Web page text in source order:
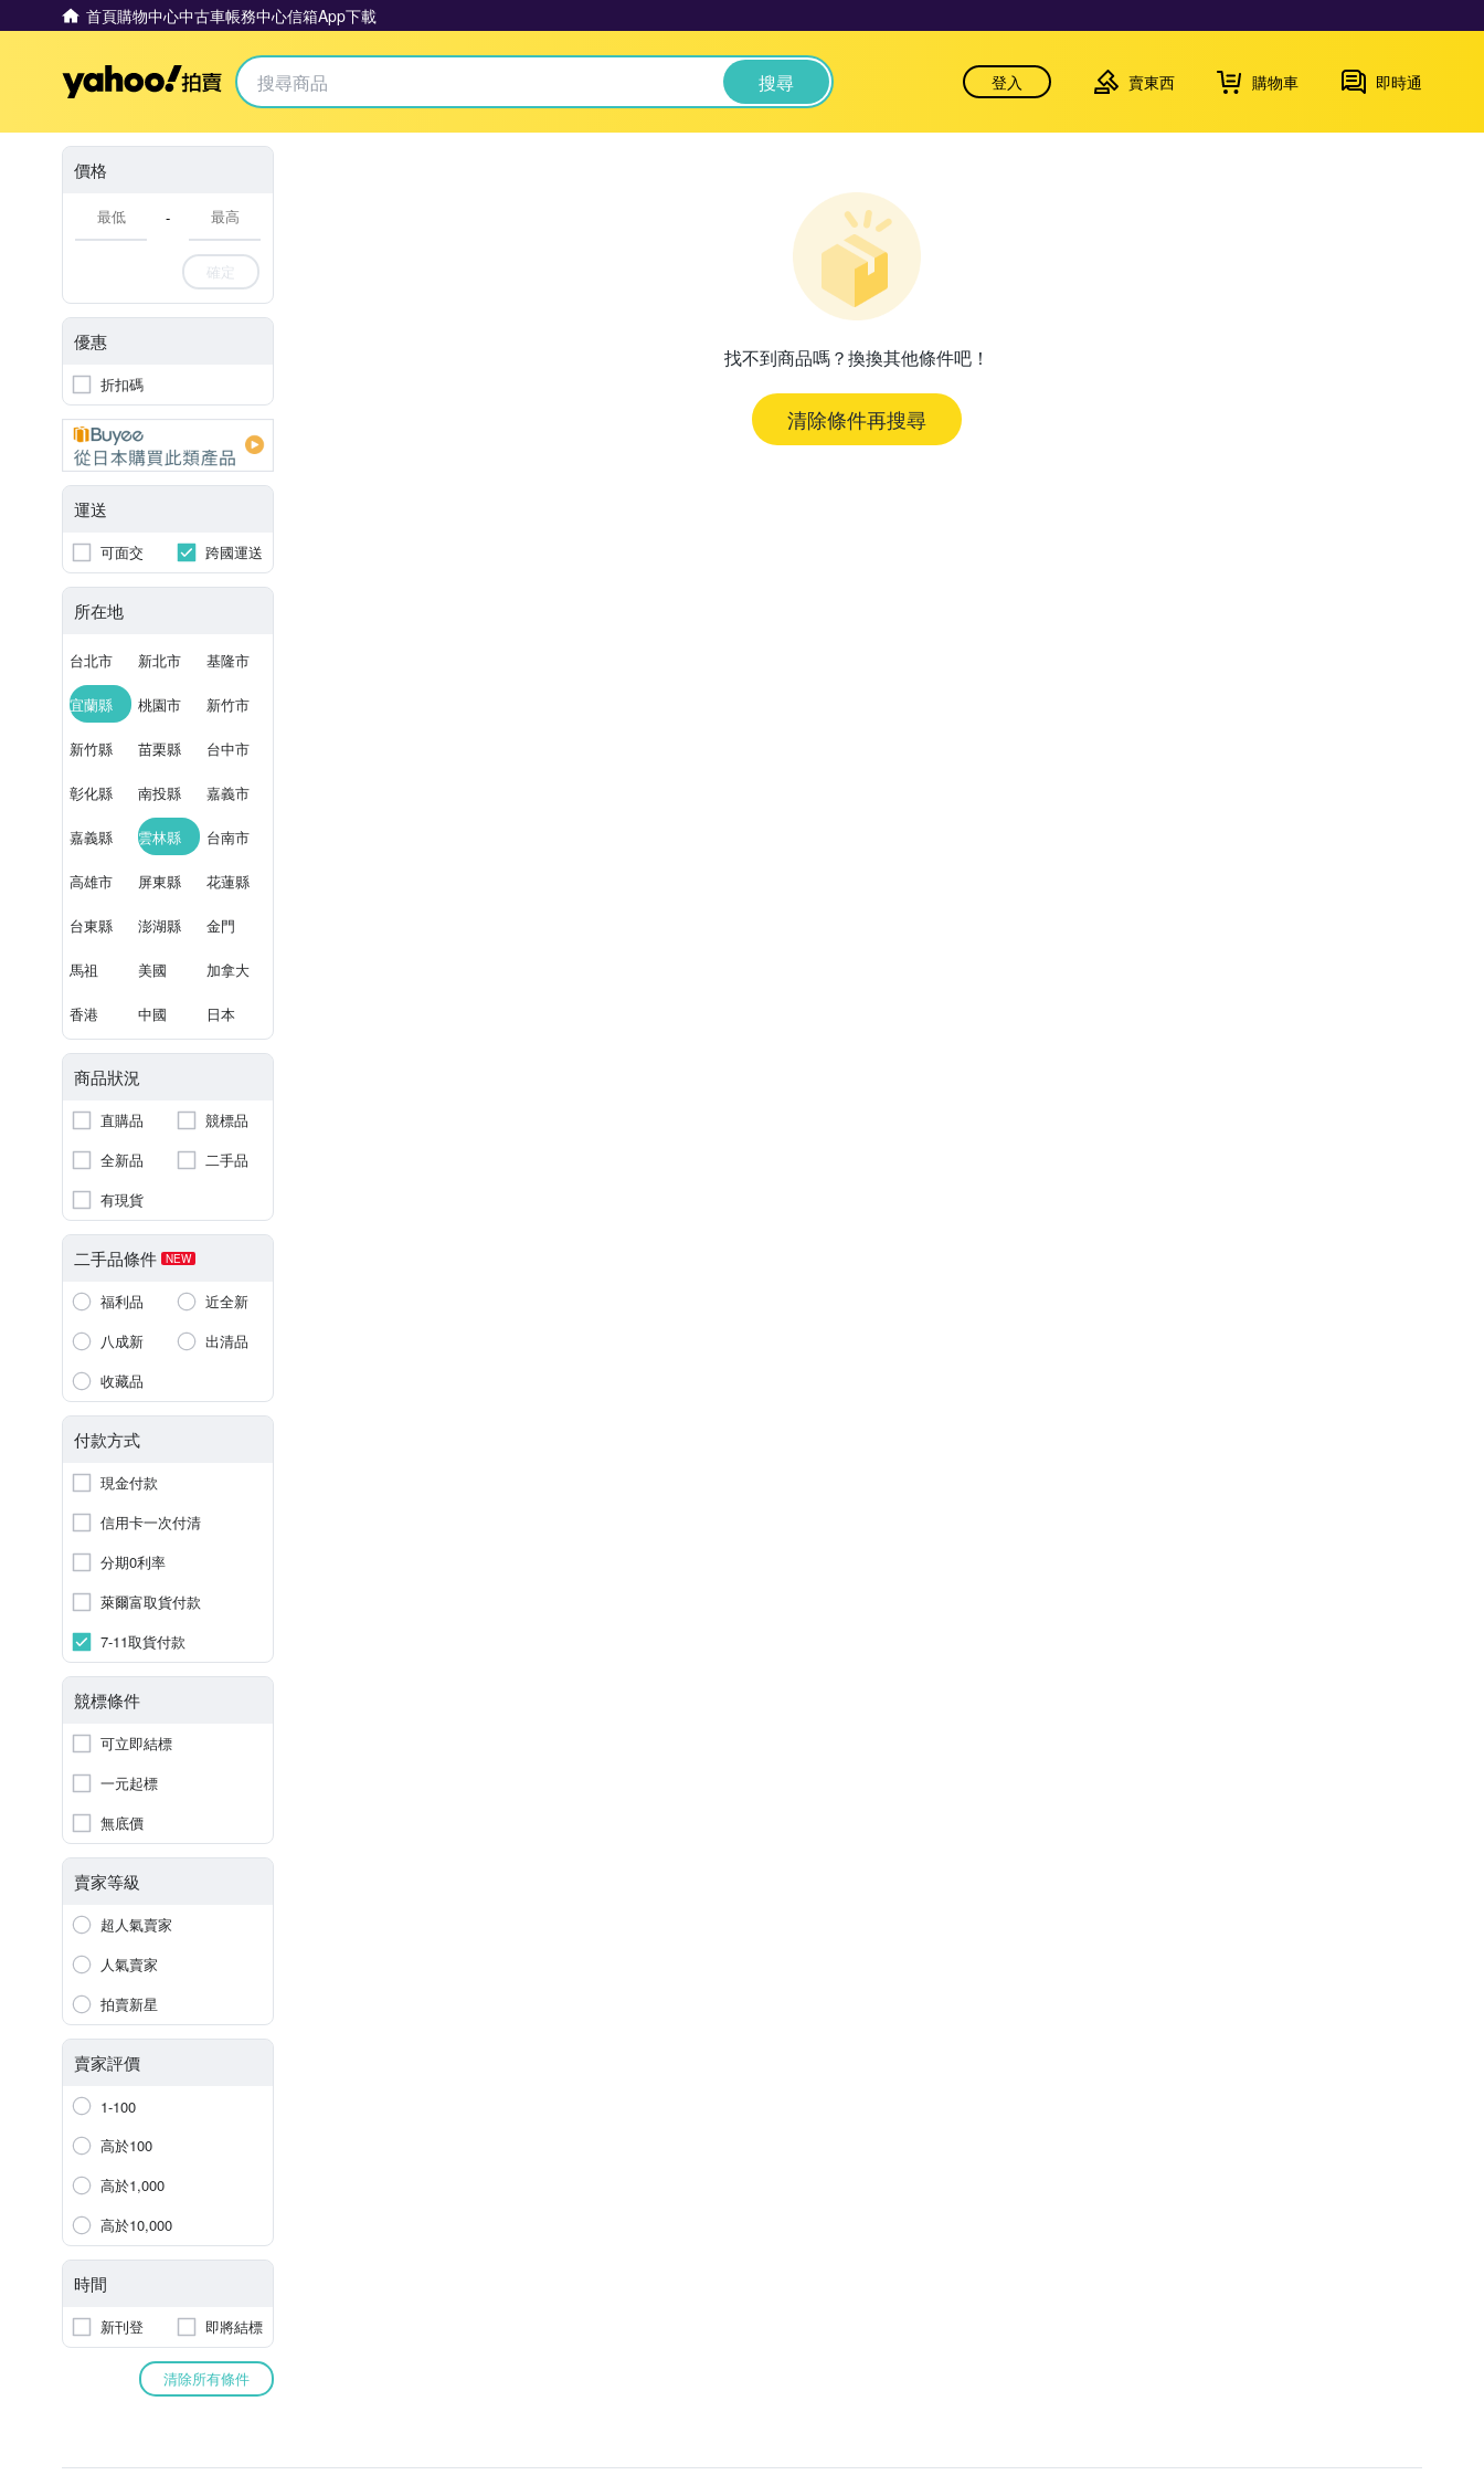
首頁購物中心中古車帳務中心信箱App下載
Yahoo拍賣 搜尋 登入 賣東西 購物車 即時通
價格
-
確定
優惠
折扣碼
運送
可面交 跨國運送
所在地
台北市 新北市 基隆市
宜蘭縣 桃園市 新竹市
新竹縣 苗栗縣 台中市
彰化縣 南投縣 嘉義市
嘉義縣 雲林縣 台南市
高雄市 屏東縣 花蓮縣
台東縣 澎湖縣 金門
馬祖 美國 加拿大
香港 中國 日本
商品狀況
直購品
競標品
全新品
二手品
有現貨
二手品條件 NEW
福利品
近全新
八成新
出清品
收藏品
付款方式
現金付款
信用卡一次付清
分期0利率
萊爾富取貨付款
7-11取貨付款
競標條件
可立即結標
一元起標
無底價
賣家等級
超人氣賣家
人氣賣家
拍賣新星
賣家評價
1-100
高於100
高於1,000
高於10,000
時間
新刊登 即將結標
清除所有條件
找不到商品嗎？換換其他條件吧！
清除條件再搜尋